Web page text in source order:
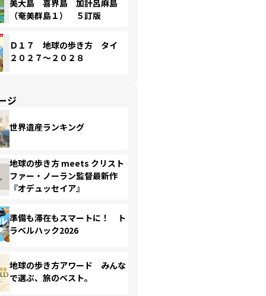
美大島 喜界島 加計呂麻島
（奄美群島１） ５訂版
Ｄ１７ 地球の歩き方 タイ
２０２７～２０２８
ジ
世界遺産ランキング
地球の歩き方 meets クリスト
ファー・ノーラン監督最新作
『オデュッセイア』
準備も滞在もスマートに！ ト
ラベルハック2026
地球の歩き方アワード みんな
で選ぶ、旅のベスト。